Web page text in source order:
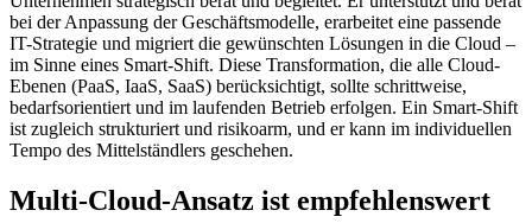
bei der Anpassung der Geschäftsmodelle, erarbeitet eine passende
IT-Strategie und migriert die gewünschten Lösungen in die Cloud –
im Sinne eines Smart-Shift. Diese Transformation, die alle Cloud-
Ebenen (PaaS, IaaS, SaaS) berücksichtigt, sollte schrittweise,
bedarfsorientiert und im laufenden Betrieb erfolgen. Ein Smart-Shift
ist zugleich strukturiert und risikoarm, und er kann im individuellen
Tempo des Mittelständlers geschehen.
Multi-Cloud-Ansatz ist empfehlenswert